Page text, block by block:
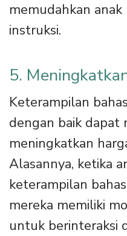
memudahkan
instruksi.
5.
Keterampilan
dengan baik dapat
meningkatkan
Alasannya, ketika
keterampilan
mereka memiliki
untuk berinteraksi